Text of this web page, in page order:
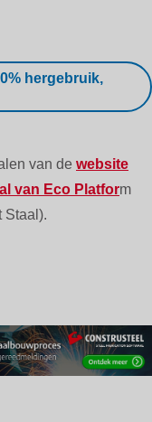
hergebruik,
van de website
van Eco Platform
Staal).